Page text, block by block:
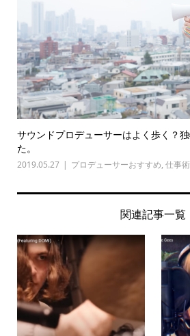
サウンドプロデューサーはよく歩く？
た。
2019.05.27 プロデューサーおすすめ, 仕事術
関連記事一覧